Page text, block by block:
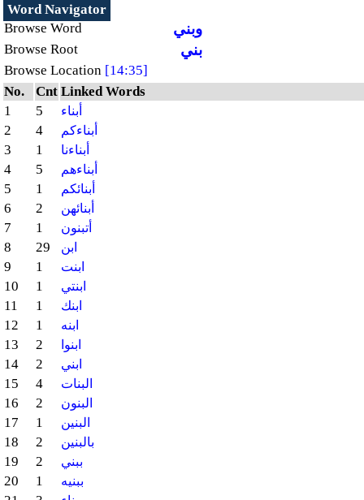
Word Navigator
Browse Word
وبني
Browse Root بني
Browse Location [14:35]
No.
Cnt Linked Words
1
5 أبناء
2 4 أبناءكم
3 1 أبناءنا
4 5 أبناءهم
5 1 أبنائكم
6 2 أبنائهن
7 1 أتبنون
8 29 ابن
9 1 ابنت
10 1 ابنتي
11 1 ابنك
12 1 ابنه
13 2 ابنوا
14 2 ابني
15 4 البنات
16 2 البنون
17 1 البنين
18 2 بالبنين
19 2 ببني
20 1 ببنيه